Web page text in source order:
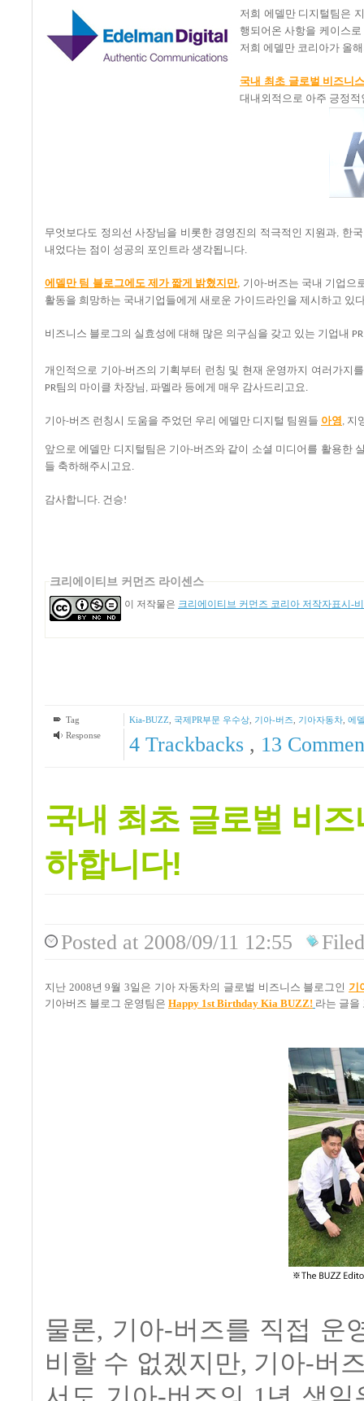
저희 에델만 디지털팀은
행되어온 사항을 케이스로
저희 에델만 코리아가 올
국내 최초 글로벌 비즈니
대내외적으로 아주 긍정적
무엇보다도 정의선 사장님을 비롯한 경영진의 적극적인 지원과, 한국
내었다는 점이 성공의 포인트라 생각됩니다.
에델만 팀 블로그에도 제가 짧게 밝혔지만, 기아-버즈는 국내 기업으
활동을 희망하는 국내기업들에게 새로운 가이드라인을 제시하고 있
비즈니스 블로그의 실효성에 대해 많은 의구심을 갖고 있는 기업내
개인적으로 기아-버즈의 기획부터 런칭 및 현재 운영까지 여러가지를
PR팀의 마이클 차장님 , 파멜라 등에게 매우 감사드리고요.
기아-버즈 런칭시 도움을 주었던 우리 에델만 디지털 팀원들 아영, 지
앞으로 에델만 디지털팀은 기아-버즈와 같이 소셜 미디어를 활용한
들 축하해주시고요 .
감사합니다. 건승!
크리에이티브 커먼즈 라이센스
이 저작물은 크리에이티브 커먼즈 코리아 저작자표시-
Tag Kia-BUZZ 국제PR부문 우수상, 기아-버즈 기아자동차, 에
Response
4Trackbacks , 13
국내 최초 글로벌 비
하합니다!
Posted at 2008/09/11 12:55 Filed
지난 2008년 9월 3일은 기아 자동차의 글로벌 비즈니스 블로그인 기
기아버즈 블로그 운영팀은 Happy 1st Birthday Kia BUZZ! 라는 글을
물론, 기아-버즈를 직접 운
비할 수 없겠지만, 기아-버